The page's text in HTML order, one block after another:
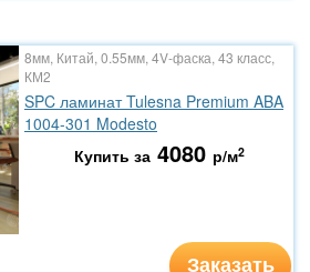
8мм, Китай, 0.55мм, 4V-фаска, 43 класс,
КМ2
SPC ламинат Tulesna Premium ABA
1004-301 Modesto
Купить за 4080 р/м2
Заказать